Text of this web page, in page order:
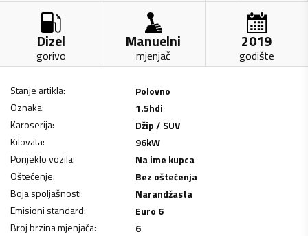
Dizel
gorivo
Manuelni
mjenjač
2019
godište
Stanje artikla:
Polovno
Oznaka:
1.5hdi
Karoserija:
Džip / SUV
Kilovata: 96kW
Porijeklo vozila:
Na ime kupca
Oštećenje:
Bez oštećenja
Boja spoljašnosti:
Narandžasta
Emisioni standard:
Euro 6
Broj brzina mjenjača:
6